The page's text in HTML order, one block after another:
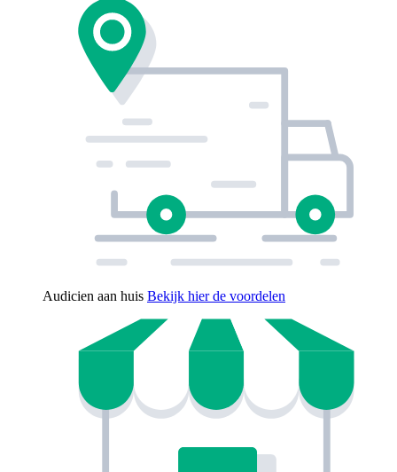
Audicien aan huis Bekijk hier de voordelen